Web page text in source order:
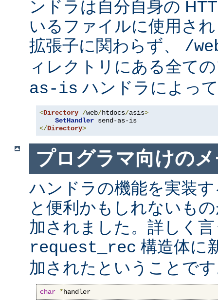
ンドラは自分自身の
いるファイルに使用さ
拡張子に関わらず、 /
ィレクトリにある全て
as-is ハンドラによっ
<Directory /web/htdocs/asis>
SetHandler
</Directory>
プログラマ向けの
ハンドラの機能を実装
と便利かもしれないも
加されました。詳しく
request_rec 構造体に
加されたということで
char *handler